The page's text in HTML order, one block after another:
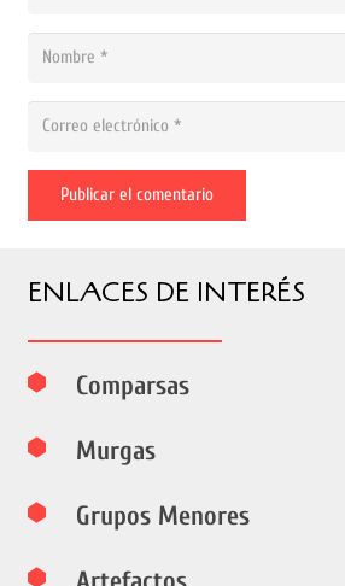
Publicar el comentario
ENLACES DE INTERÉS
Comparsas
Murgas
Grupos Menores